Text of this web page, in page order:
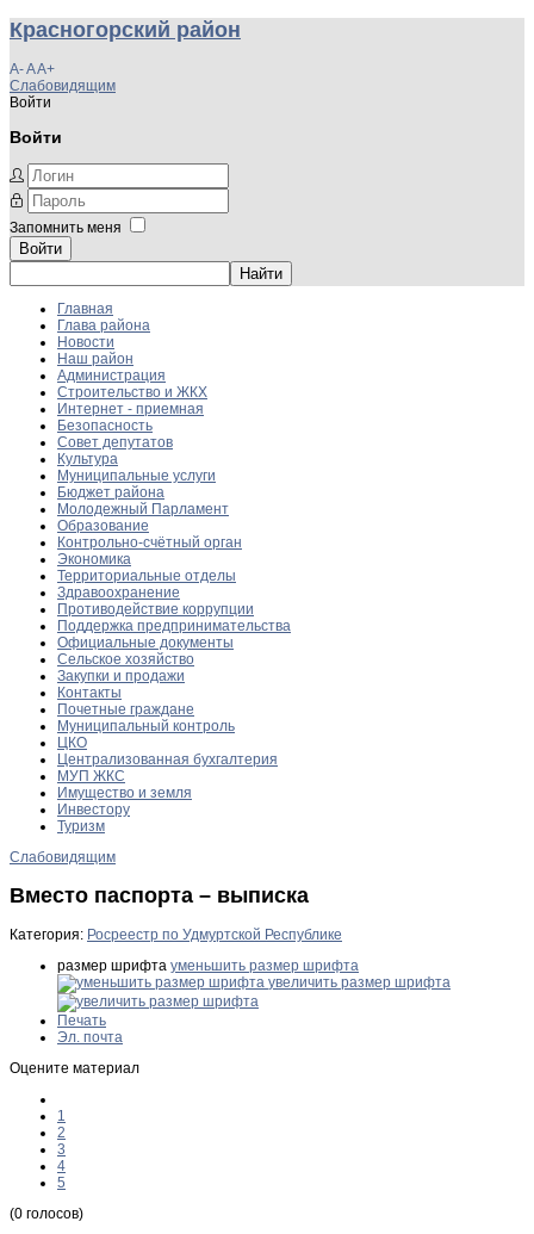
Красногорский район
A-AA+
Слабовидящим
Войти
Войти
Запомнить меня
Войти
Главная
Глава района
Новости
Наш район
Администрация
Строительство и ЖКХ
Интернет - приемная
Безопасность
Совет депутатов
Культура
Муниципальные услуги
Бюджет района
Молодежный Парламент
Образование
Контрольно-счётный орган
Экономика
Территориальные отделы
Здравоохранение
Противодействие коррупции
Поддержка предпринимательства
Официальные документы
Сельское хозяйство
Закупки и продажи
Контакты
Почетные граждане
Муниципальный контроль
ЦКО
Централизованная бухгалтерия
МУП ЖКС
Имущество и земля
Инвестору
Туризм
Слабовидящим
Вместо паспорта – выписка
Категория: Росреестр по Удмуртской Республике
размер шрифта уменьшить размер шрифта
увеличить размер шрифта
Печать
Эл. почта
Оцените материал
1
2
3
4
5
(0 голосов)